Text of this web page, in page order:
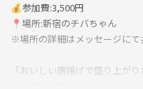
💰参加費:3,500円
📍場所:新宿のチバちゃん
※場所の詳細はメッセージにて
「おいしい唐揚げで盛り上がり